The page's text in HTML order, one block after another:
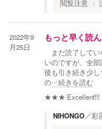
閲覧注意
2022年9
月25日
もっと早く読
まだ読了してい
いのですが、全
後も引き続き少
の…続きを読む
★★★ Excellent!!!
NIHONGO／彩